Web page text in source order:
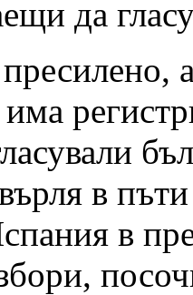
да
в
в